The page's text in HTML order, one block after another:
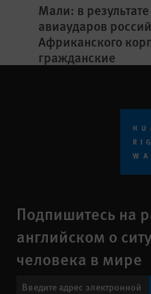
Мали: в результате
авиаударов
Африканского
гражданские
Подпишитесь на
английском о
человека в мире